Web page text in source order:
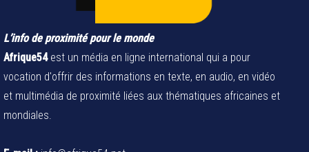
L’info de proximité pour le monde
Afrique54est un média en ligne international qui a pour
vocation d'offrir des informations en texte, en audio, en vidéo
et multimédia de proximité liées aux thématiques africaines et
mondiales.